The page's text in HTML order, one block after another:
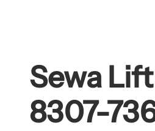
Sewa
8307-